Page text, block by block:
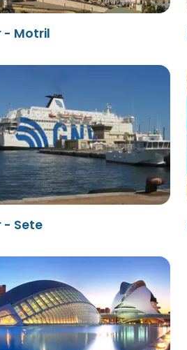
- Motril
- Sete